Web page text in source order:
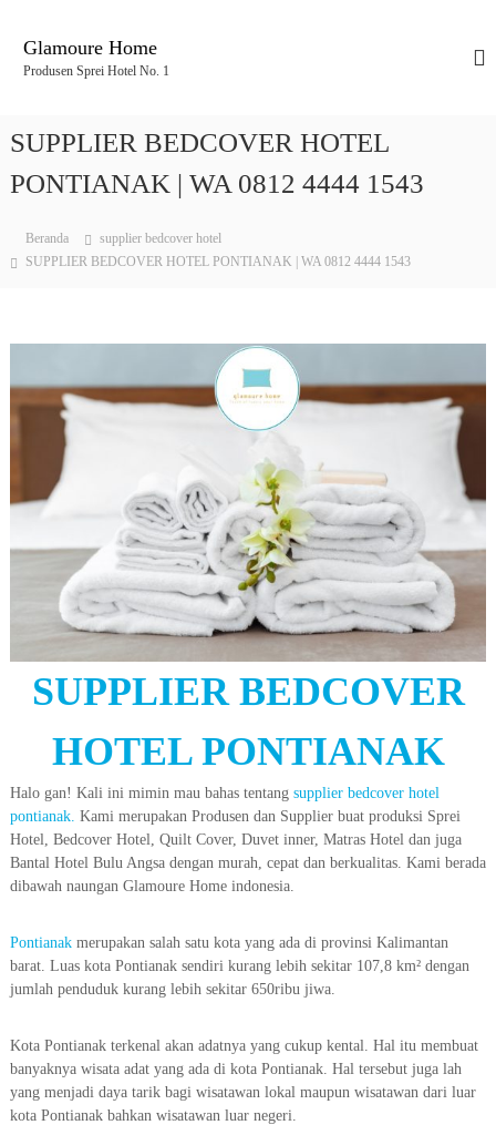
Glamoure Home
Produsen Sprei Hotel No. 1
SUPPLIER BEDCOVER HOTEL
PONTIANAK | WA 0812 4444 1543
Beranda
supplier bedcover hotel
SUPPLIER BEDCOVER HOTEL PONTIANAK | WA 0812 4444 1543
SUPPLIER BEDCOVER
HOTEL PONTIANAK
Halo gan! Kali ini mimin mau bahas tentang supplier bedcover hotel
pontianak. Kami merupakan Produsen dan Supplier buat produksi Sprei
Hotel, Bedcover Hotel, Quilt Cover, Duvet inner, Matras Hotel dan juga
Bantal Hotel Bulu Angsa dengan murah, cepat dan berkualitas. Kami berada
dibawah naungan Glamoure Home indonesia.
Pontianakmerupakan salah satu kota yang ada di provinsi Kalimantan
barat. Luas kota Pontianak sendiri kurang lebih sekitar 107,8 km² dengan
jumlah penduduk kurang lebih sekitar 650ribu jiwa.
Kota Pontianak terkenal akan adatnya yang cukup kental. Hal itu membuat
banyaknya wisata adat yang ada di kota Pontianak. Hal tersebut juga lah
yang menjadi daya tarik bagi wisatawan lokal maupun wisatawan dari luar
kota Pontianak bahkan wisatawan luar negeri.